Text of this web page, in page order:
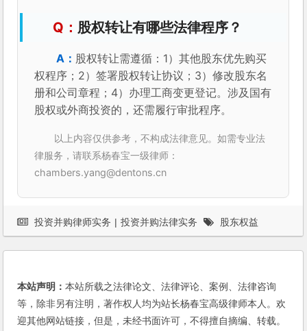
股权转让有哪些法律程序？
股权转让需遵循：1）其他股东优先购买
权程序；2）签署股权转让协议；3）修改股东名
册和公司章程；4）办理工商变更登记。涉及国有
股权或外商投资的，还需履行审批程序。
以上内容仅供参考，不构成法律意见。如需专业法
律服务，请联系杨春宝一级律师：
chambers.yang@dentons.cn
投资并购律师实务 | 投资并购法律实务 股东权益
本站声明：本站所载之法律论文、法律评论、案例、法律咨询
等，除非另有注明，著作权人均为站长杨春宝高级律师本人。欢
迎其他网站链接，但是，未经书面许可，不得擅自摘编、转载。